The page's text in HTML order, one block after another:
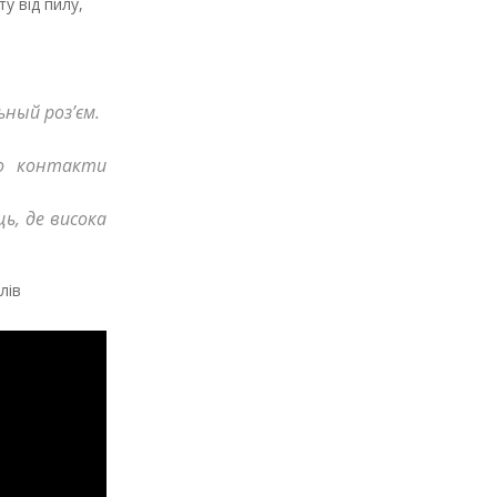
роз’єм.
контакти
де висока